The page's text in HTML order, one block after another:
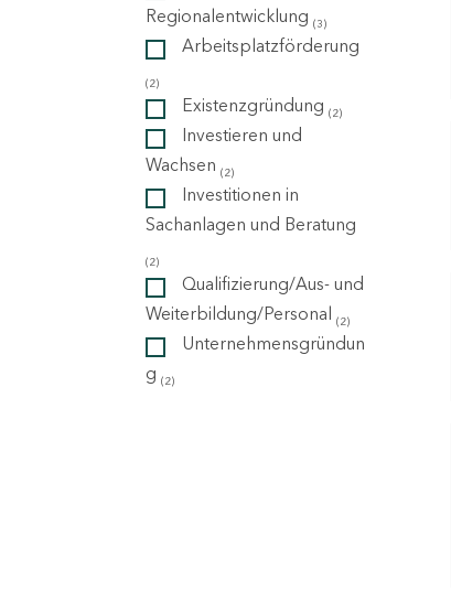
Regionalentwicklung (3)
Arbeitsplatzförderung
(2)
Existenzgründung (2)
Investieren und
Wachsen (2)
Investitionen in
Sachanlagen und Beratung
(2)
Qualifizierung/Aus- und
Weiterbildung/Personal (2)
Unternehmensgründun
g (2)